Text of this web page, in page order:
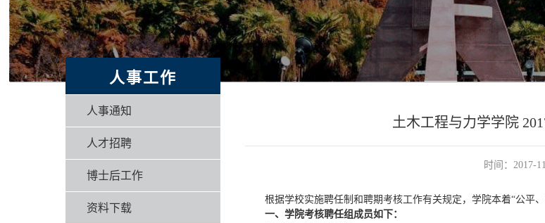
人事工作
人事通知
人才招聘
博士后工作
资料下载
土木工程与力学学院
时间：2017-
根据学校实施聘任制和聘期考核工作有关规定，学院本着“公平
一、学院考核聘任组成员如下：